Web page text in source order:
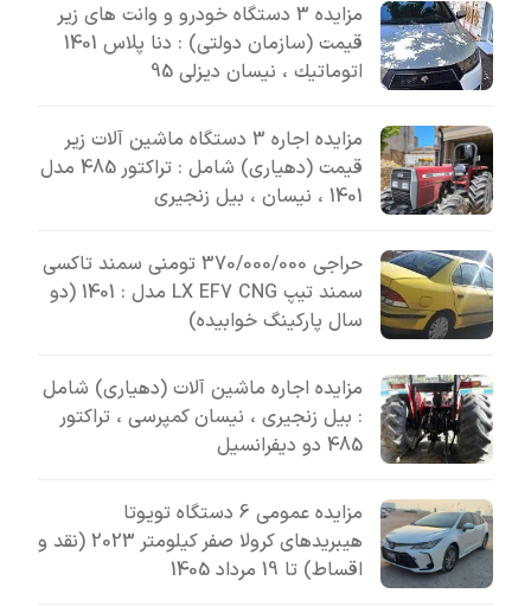
مزایده 3 دستگاه خودرو و وانت های زیر
قیمت (سازمان دولتی) : دنا پلاس 1401
اتوماتيك ، نیسان دیزلی 95
مزایده اجاره 3 دستگاه ماشین آلات زیر
قیمت (دهیاری) شامل : تراکتور 485 مدل
1401 ، نیسان ، بیل زنجیری
حراجی 370/000/000 تومنی سمند تاکسی
سمند تیپ LX EF7 CNG مدل : 1401 (دو
سال پارکینگ خوابیده)
مزایده اجاره ماشین آلات (دهیاری) شامل
: بیل زنجیری ، نیسان کمپرسی ، تراکتور
485 دو دیفرانسیل
مزایده عمومی 6 دستگاه تویوتا
هیبریدهای کرولا صفر کیلومتر 2023 (نقد و
اقساط) تا 19 مرداد 1405